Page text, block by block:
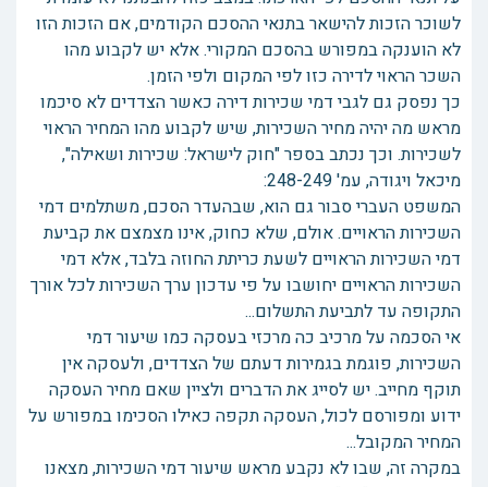
לשוכר הזכות להישאר בתנאי ההסכם הקודמים, אם הזכות הזו
לא הוענקה במפורש בהסכם המקורי. אלא יש לקבוע מהו
השכר הראוי לדירה כזו לפי המקום ולפי הזמן.
כך נפסק גם לגבי דמי שכירות דירה כאשר הצדדים לא סיכמו
מראש מה יהיה מחיר השכירות, שיש לקבוע מהו המחיר הראוי
לשכירות. וכך נכתב בספר "חוק לישראל: שכירות ושאילה",
מיכאל ויגודה, עמ' 248-249:
המשפט העברי סבור גם הוא, שבהעדר הסכם, משתלמים דמי
השכירות הראויים. אולם, שלא כחוק, אינו מצמצם את קביעת
דמי השכירות הראויים לשעת כריתת החוזה בלבד, אלא דמי
השכירות הראויים יחושבו על פי עדכון ערך השכירות לכל אורך
התקופה עד לתביעת התשלום...
אי הסכמה על מרכיב כה מרכזי בעסקה כמו שיעור דמי
השכירות, פוגמת בגמירות דעתם של הצדדים, ולעסקה אין
תוקף מחייב. יש לסייג את הדברים ולציין שאם מחיר העסקה
ידוע ומפורסם לכול, העסקה תקפה כאילו הסכימו במפורש על
המחיר המקובל...
במקרה זה, שבו לא נקבע מראש שיעור דמי השכירות, מצאנו